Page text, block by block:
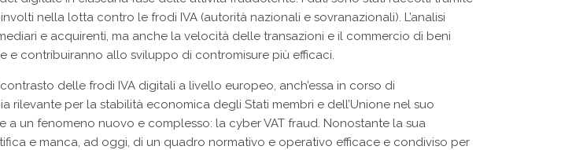
nella lotta contro le frodi IVA (autorità nazionali e sovranazionali). L’analisi
e acquirenti, ma anche la velocità delle transazioni e il commercio di beni
e contribuiranno allo sviluppo di contromisure più efficaci.
delle frodi IVA digitali a livello europeo, anch’essa in corso di
per la stabilità economica degli Stati membri e dell’Unione nel suo
un fenomeno nuovo e complesso: la cyber VAT fraud. Nonostante la sua
e manca, ad oggi, di un quadro normativo e operativo efficace e condiviso per